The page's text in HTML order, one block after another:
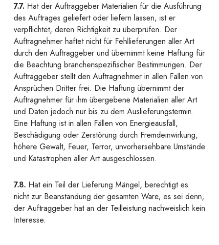
7.7. Hat der Auftraggeber Materialien für die Ausführung
des Auftrages geliefert oder liefern lassen, ist er
verpflichtet, deren Richtigkeit zu überprüfen. Der
Auftragnehmer haftet nicht für Fehllieferungen aller Art
durch den Auftraggeber und übernimmt keine Haftung für
die Beachtung branchenspezifischer Bestimmungen. Der
Auftraggeber stellt den Auftragnehmer in allen Fällen von
Ansprüchen Dritter frei. Die Haftung übernimmt der
Auftragnehmer für ihm übergebene Materialien aller Art
und Daten jedoch nur bis zu dem Auslieferungstermin.
Eine Haftung ist in allen Fällen von Energieausfall,
Beschädigung oder Zerstörung durch Fremdeinwirkung,
höhere Gewalt, Feuer, Terror, unvorhersehbare Umstände
und Katastrophen aller Art ausgeschlossen.
7.8. Hat ein Teil der Lieferung Mängel, berechtigt es
nicht zur Beanstandung der gesamten Ware, es sei denn,
der Auftraggeber hat an der Teilleistung nachweislich kein
Interesse.